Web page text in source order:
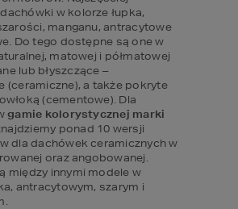
w kolorze łupka,
manganu, antracytowe
Do tego dostępne są one w
matowej i półmatowej
lub błyszczące –
(ceramiczne), a także pokryte
(cementowe). Dla
gamie kolorystycznej marki
ponad 10 wersji
dla dachówek ceramicznych w
oraz angobowanej.
między innymi modele w
antracytowym, szarym i